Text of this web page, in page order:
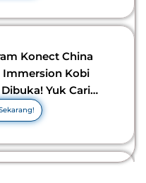
Konect China
Immersion Kobi
Yuk Cari
Selengkapnya!